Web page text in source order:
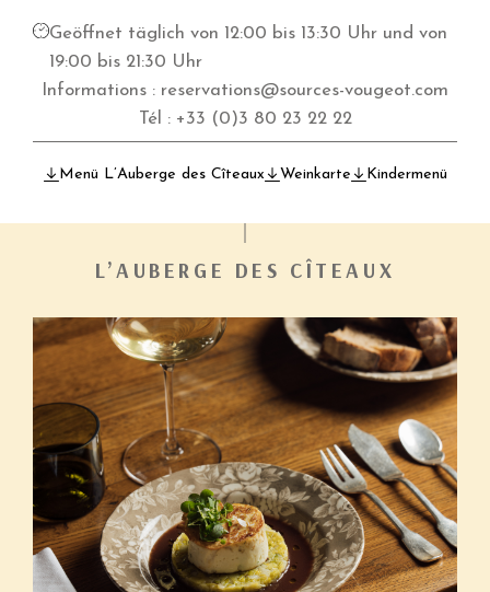
Geöffnet täglich von 12:00 bis 13:30 Uhr und von
19:00 bis 21:30 Uhr
Informations : reservations@sources-vougeot.com
Tél : +33 (0)3 80 23 22 22
Menü L’Auberge des Cîteaux Weinkarte Kindermenü
L’AUBERGE DES CÎTEAUX